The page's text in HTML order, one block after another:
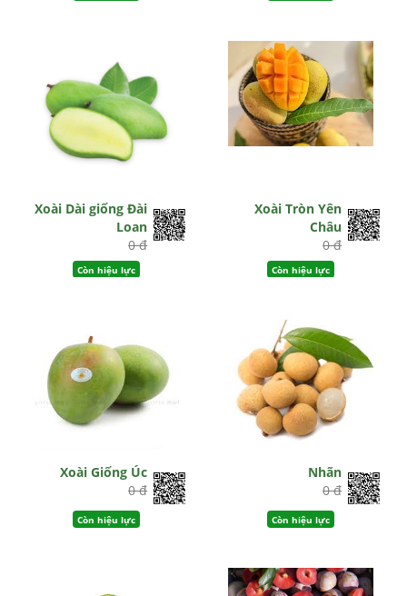
Xoài Dài giống Đài
Loan
0 đ
Còn hiệu lực
Xoài Tròn Yên
Châu
0 đ
Còn hiệu lực
Xoài Giống Úc
0 đ
Còn hiệu lực
Nhãn
0 đ
Còn hiệu lực